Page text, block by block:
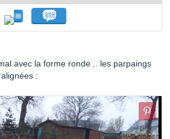
avec la forme ronde .. les parpaings
: